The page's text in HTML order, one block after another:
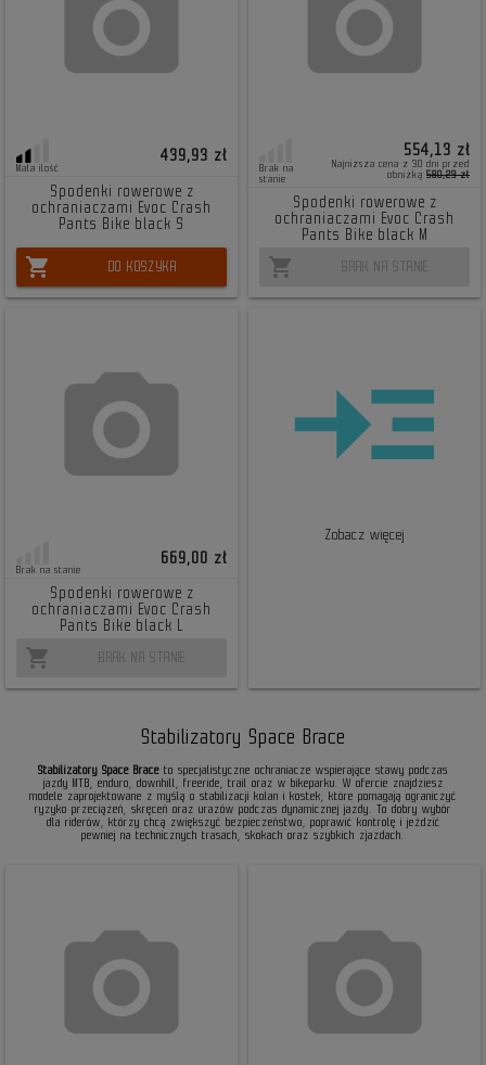
Mała ilość
439,93 zł
Spodenki rowerowe z
ochraniaczami Evoc Crash
Pants Bike black S
shopping_cart DO KOSZYKA
Brak na
stanie
Najniższa cena z 30 dni przed
obniżką 580,29 zł
554,13 zł
Spodenki rowerowe z
ochraniaczami Evoc Crash
Pants Bike black M
shopping_cart BRAK NA STANIE
Brak na stanie
669,00 zł
Spodenki rowerowe z
ochraniaczami Evoc Crash
Pants Bike black L
shopping_cart BRAK NA STANIE
Zobacz więcej
Stabilizatory Space Brace
Stabilizatory Space Brace to specjalistyczne ochraniacze wspierające stawy podczas
jazdy MTB, enduro, downhill, freeride, trail oraz w bikeparku. W ofercie znajdziesz
modele zaprojektowane z myślą o stabilizacji kolan i kostek, które pomagają ograniczyć
ryzyko przeciążeń, skręceń oraz urazów podczas dynamicznej jazdy. To dobry wybór
dla riderów, którzy chcą zwiększyć bezpieczeństwo, poprawić kontrolę i jeździć
pewniej na technicznych trasach, skokach oraz szybkich zjazdach.